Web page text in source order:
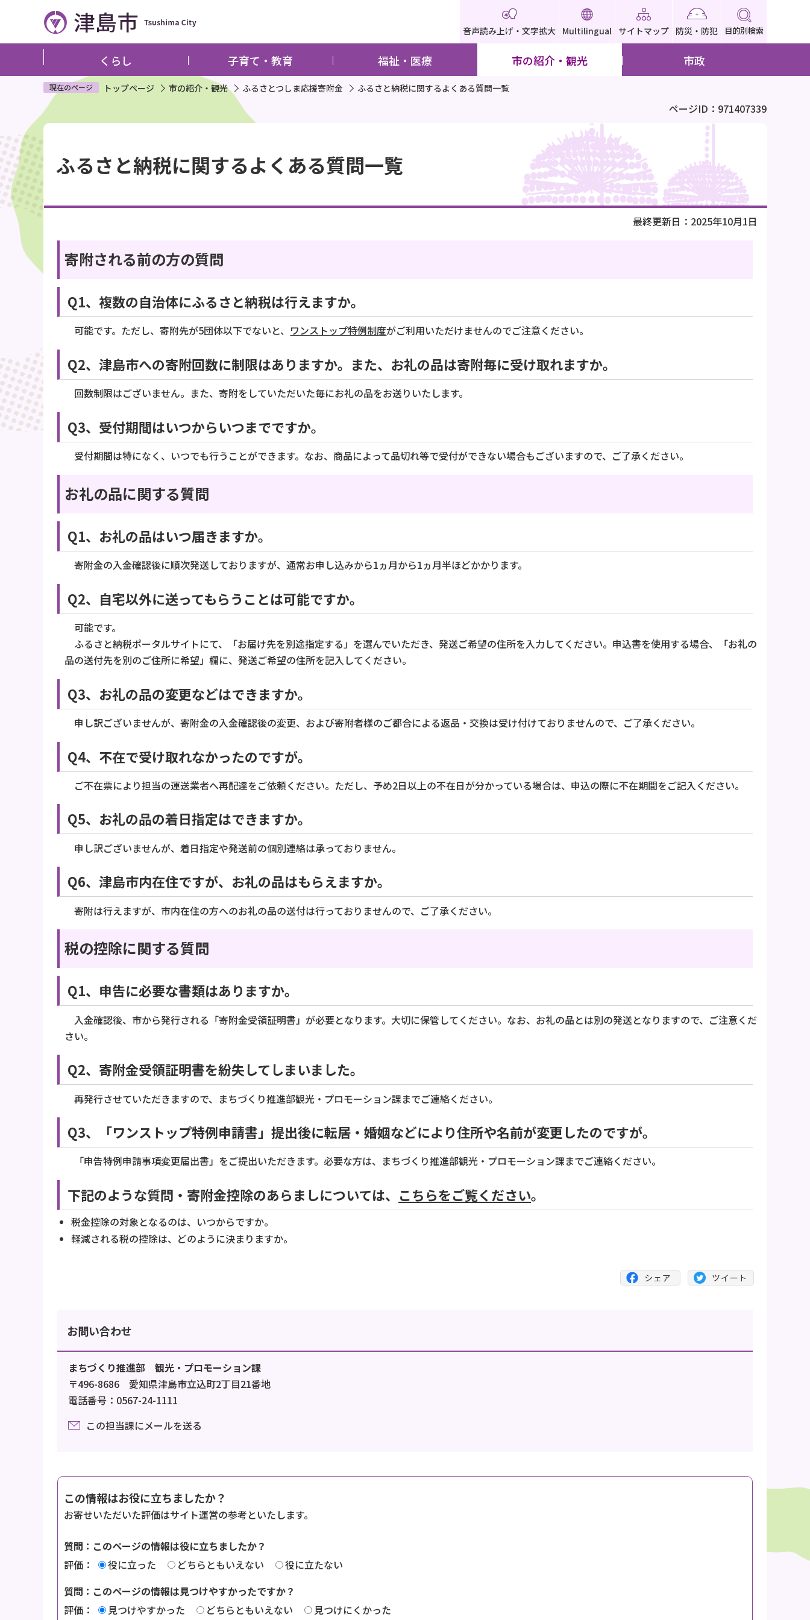
ペ
ジ
で
す
音声読み上げ・文字拡大 Multilingual サイトマップ 防災・防犯 目的別検索
くらし 子育て・教育 福祉・医療 市の紹介・観光 市政
現在のページ トップページ 市の紹介・観光 ふるさとつしま応援寄附金 ふるさと納税に関するよくある質問一覧
ページID：971407339
文
こ
こ
か
ら
ふるさと納税に関するよくある質問一覧
最終更新日：2025年10月1日
寄附される前の方の質問
Q1、複数の自治体にふるさと納税は行えますか。
可能です。ただし、寄附先が5団体以下でないと、 ワンストップ特例制度がご利用いただけませんのでご注意ください。
Q2、津島市への寄附回数に制限はありますか。また、お礼の品は寄附毎に受け取れますか。
回数制限はございません。また、寄附をしていただいた毎にお礼の品をお送りいたします。
Q3、受付期間はいつからいつまでですか。
受付期間は特になく、いつでも行うことができます。なお、商品によって品切れ等で受付ができない場合もございますので、ご了承ください。
お礼の品に関する質問
Q1、お礼の品はいつ届きますか。
寄附金の入金確認後に順次発送しておりますが、通常お申し込みから1ヵ月から1ヵ月半ほどかかります。
Q2、自宅以外に送ってもらうことは可能ですか。
可能です。
ふるさと納税ポータルサイトにて、「お届け先を別途指定する」を選んでいただき、発送ご希望の住所を入力してください。申込書を使用する場合、「お礼の
品の送付先を別のご住所に希望」欄に、発送ご希望の住所を記入してください。
Q3、お礼の品の変更などはできますか。
申し訳ございませんが、寄附金の入金確認後の変更、および寄附者様のご都合による返品・交換は受け付けておりませんので、ご了承ください。
Q4、不在で受け取れなかったのですが。
ご不在票により担当の運送業者へ再配達をご依頼ください。ただし、予め2日以上の不在日が分かっている場合は、申込の際に不在期間をご記入ください。
Q5、お礼の品の着日指定はできますか。
申し訳ございませんが、着日指定や発送前の個別連絡は承っておりません。
Q6、津島市内在住ですが、お礼の品はもらえますか。
寄附は行えますが、市内在住の方へのお礼の品の送付は行っておりませんので、ご了承ください。
税の控除に関する質問
Q1、申告に必要な書類はありますか。
入金確認後、市から発行される「寄附金受領証明書」が必要となります。大切に保管してください。なお、お礼の品とは別の発送となりますので、ご注意くだ
さい。
Q2、寄附金受領証明書を紛失してしまいました。
再発行させていただきますので、まちづくり推進部観光・プロモーション課までご連絡ください。
Q3、「ワンストップ特例申請書」提出後に転居・婚姻などにより住所や名前が変更したのですが。
「申告特例申請事項変更届出書」をご提出いただきます。必要な方は、まちづくり推進部観光・プロモーション課までご連絡ください。
下記のような質問・寄附金控除のあらましについては、 こちらをご覧ください。
税金控除の対象となるのは、いつからですか。
軽減される税の控除は、どのように決まりますか。
お問い合わせ
まちづくり推進部 観光・プロモーション課
〒496-8686 愛知県津島市立込町2丁目21番地
電話番号：0567-24-1111
この担当課にメールを送る
この情報はお役に立ちましたか？
お寄せいただいた評価はサイト運営の参考といたします。
質問：このページの情報は役に立ちましたか？
評価：
役に立った どちらともいえない
役に立たない
質問：このページの情報は見つけやすかったですか？
評価：
見つけやすかった どちらともいえない 見つけにくかった